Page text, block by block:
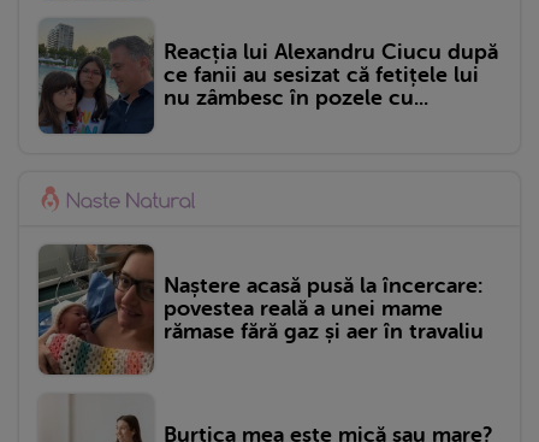
Reacția lui Alexandru Ciucu după
ce fanii au sesizat că fetițele lui
nu zâmbesc în pozele cu...
Naștere acasă pusă la încercare:
povestea reală a unei mame
rămase fără gaz și aer în travaliu
Burtica mea este mică sau mare?